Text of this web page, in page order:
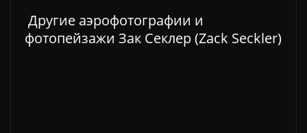
Другие аэрофотографии и
фотопейзажи Зак Секлер (Zack Seckler)